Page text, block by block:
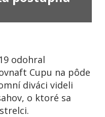
odohral
Cupu na pôde
diváci videli
o ktoré sa